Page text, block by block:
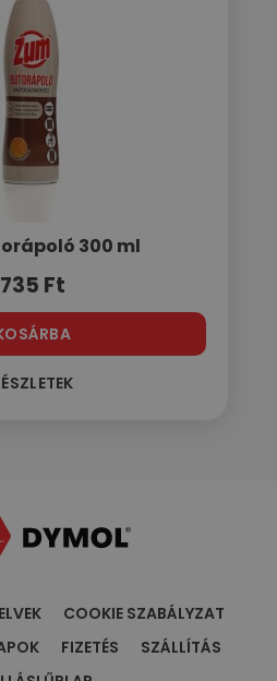
300 ml
735 Ft
COOKIE SZABÁLYZAT
FIZETÉS
SZÁLLÍTÁS